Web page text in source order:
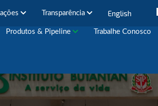
Transparência English
Produtos & Pipeline Trabalhe Conosco